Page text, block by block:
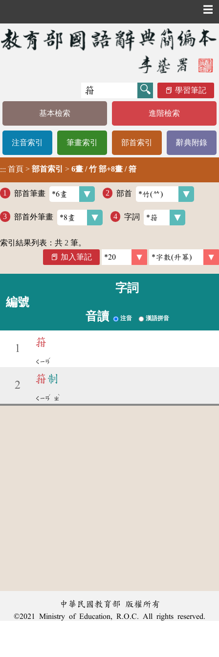
☰
學習筆記
基本檢索 進階檢索
注音索引 筆畫索引 部首索引 辭典附錄
::: 首頁 > 部首索引 > 6畫 / 竹 部+8畫 / 箝
部首筆畫 部首
部首外筆畫 字詞
索引結果列表：共 2 筆。
加入筆記
編號
字詞
音讀 注音 漢語拼音
1
箝
ㄑㄧㄢ
ˊ
2
箝制
ㄑㄧㄢ
ˊ
ㄓ
ˋ
中華民國教育部 版權所有
©2021 Ministry of Education, R.O.C. All rights reserved.